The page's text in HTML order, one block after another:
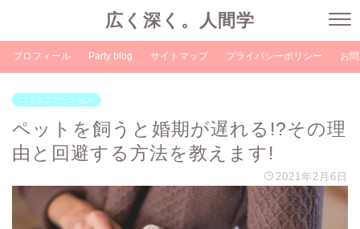
広く深く。人間学
プロフィール Party blog サイトマップ プライバシーポリシー お
コミュニケーション
ペットを飼うと婚期が遅れる!?その理
由と回避する方法を教えます!
2021年2月6日